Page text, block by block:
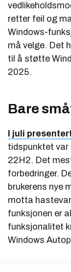
retter feil og
Windows-
må velge. Det
til å støtte
2025.
Bare
I juli
tidspunktet var
22H2. Det
forbedringer.
brukerens nye
motta
funksjonen er
funksjonalitet
Windows